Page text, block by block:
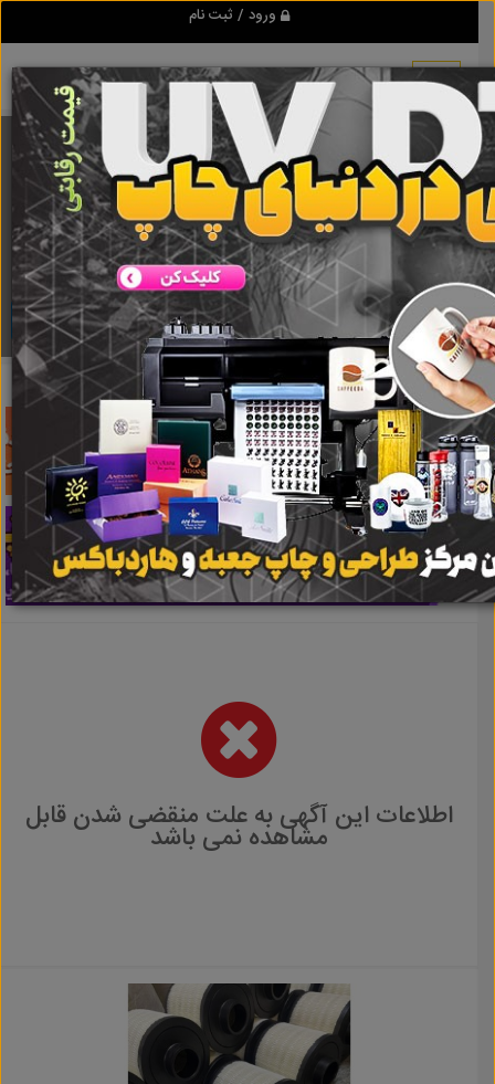
ورود / ثبت نام
برنامه اندروید تبلیغ شو
مرجع نیازمندیها و تبلیغات اینترنتی
دانلود
اطلاعات این آگهی به علت منقضی شدن قابل
مشاهده نمی باشد